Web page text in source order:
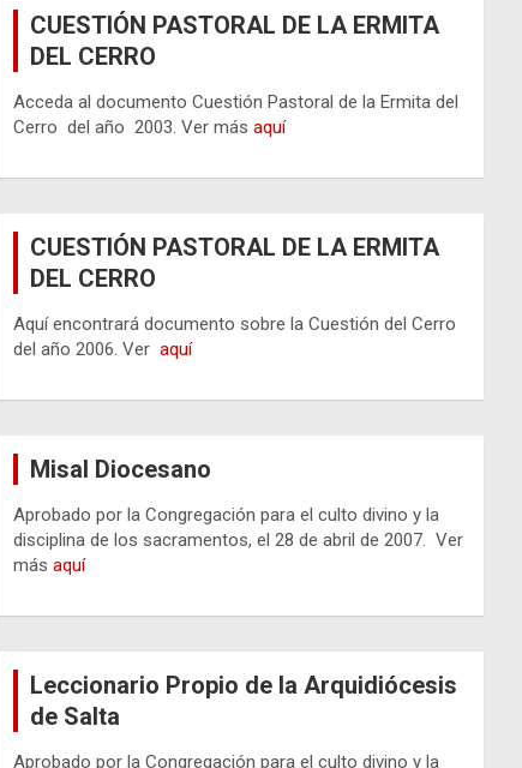
CUESTIÓN PASTORAL DE LA ERMITA
DEL CERRO
Acceda al documento Cuestión Pastoral de la Ermita del
Cerro del año 2003. Ver másaquí
CUESTIÓN PASTORAL DE LA ERMITA
DEL CERRO
Aquí encontrará documento sobre la Cuestión del Cerro
del año 2006. Veraquí
Misal Diocesano
Aprobado por la Congregación para el culto divino y la
disciplina de los sacramentos, el 28 de abril de 2007. Ver
másaquí
Leccionario Propio de la Arquidiócesis
de Salta
Aprobado por la Congregación para el culto divino y la